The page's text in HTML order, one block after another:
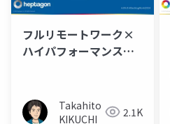
フルリモートワーク×
ハイパフォーマンスを
World
2024(2024.12.14)
Takahito
KIKUCHI
2.1K